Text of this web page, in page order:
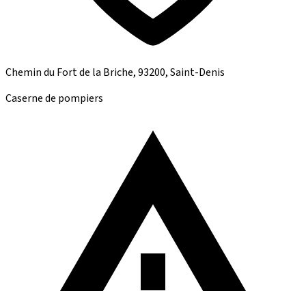
Chemin du Fort de la Briche, 93200, Saint-Denis
Caserne de pompiers